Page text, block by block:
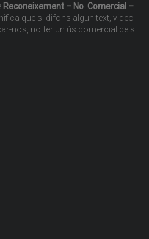
Reconeixement – No Comercial –
que si difons algun text, video
nos, no fer un ús comercial dels